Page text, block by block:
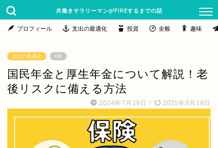
共働きサラリーマンがFIREするまでの話
プロフィール 支出の最適化 投資 全般 趣味
支出の最適化 PR
国民年金と厚生年金について解説！老
後リスクに備える方法
2024年7月29日 / 2025年8月18日